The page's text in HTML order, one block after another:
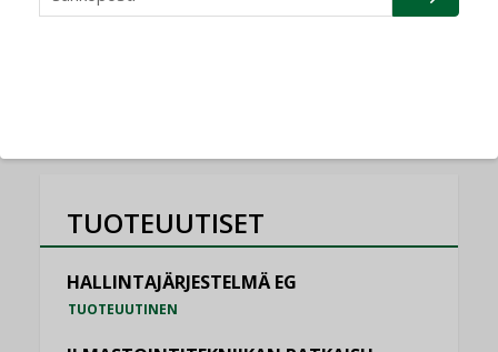
NIMITYKSET
TUOTEUUTISET
HALLINTAJÄRJESTELMÄ EG
TUOTEUUTINEN